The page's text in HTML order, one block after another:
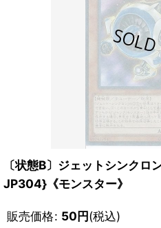
〔状態B〕ジェットシンクロ
JP304}《モンスター》
販売価格: 50円(税込)